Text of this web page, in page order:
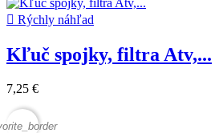
 Rýchly náhľad
Kľuč spojky, filtra Atv,...
7,25 €